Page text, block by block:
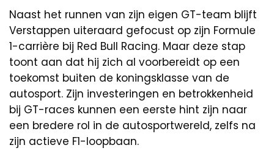
Naast het runnen van zijn eigen GT-team blijft
Verstappen uiteraard gefocust op zijn Formule
1-carrière bij Red Bull Racing. Maar deze stap
toont aan dat hij zich al voorbereidt op een
toekomst buiten de koningsklasse van de
autosport. Zijn investeringen en betrokkenheid
bij GT-races kunnen een eerste hint zijn naar
een bredere rol in de autosportwereld, zelfs na
zijn actieve F1-loopbaan.